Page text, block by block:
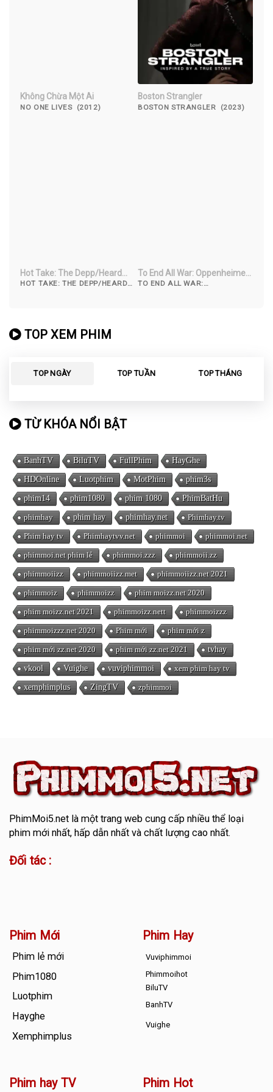
Không Chừa Một Ai
NO ONE LIVES (2012)
Boston Strangler
BOSTON STRANGLER (2023)
Hot Take: The Depp/Heard
Trial
HOT TAKE: THE DEPP/HEARD
To End All War: Oppenheimer
& the Atomic Bomb
TO END ALL WAR:
TOP XEM PHIM
TOP NGÀY TOP TUẦN TOP THÁNG
TỪ KHÓA NỔI BẬT
BanhTV BiluTV FullPhim HayGhe
HDOnline Luotphim MotPhim phim3s
phim14 phim1080 phim 1080 PhimBatHu
phimhay phim hay phimhay.net Phimhay.tv
Phim hay tv Phimhaytvv.net phimmoi phimmoi.net
phimmoi.net phim lẻ phimmoi.zzz phimmoii.zz
phimmoiizz phimmoiizz.met phimmoiizz.net 2021
phimmoiz phimmoizz phim moizz.net 2020
phim moizz.net 2021 phimmoizz.nett phimmoizzz
phimmoizzz.net 2020 Phim mới phim mới z
phim mới zz.net 2020 phim mới zz.net 2021 tvhay
vkool Vuighe vuviphimmoi xem phim hay tv
xemphimplus ZingTV zphimmoi
PhimMoi5.netlà một trang web cung cấp nhiều thể loại
phim mới nhất, hấp dẫn nhất và chất lượng cao nhất.
Đối tác :
Phim Mới
Phim lẻ mới
Phim1080
Luotphim
Hayghe
Xemphimplus
Phim Hay
Vuviphimmoi
Phimmoihot
BiluTV
BanhTV
Vuighe
Phim hay TV Phim Hot